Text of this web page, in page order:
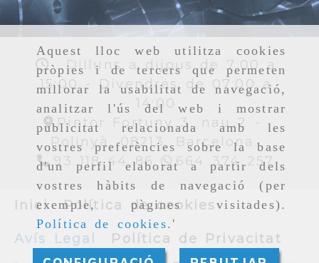
Aquest lloc web utilitza cookies
pròpies i de tercers que permeten
millorar la usabilitat de navegació,
analitzar l'ús del web i mostrar
publicitat relacionada amb les
vostres preferències sobre la base
d'un perfil elaborat a partir dels
vostres hàbits de navegació (per
exemple, pàgines visitades).
Política de cookies.'
Dilluns a dijous de 7:00 a
15:00 - Divendres de 07:00 a
14:00
Pintor Fortuny 3, nau 2 -
Polinyà,08213, Barcelona
93 118 44 86
664 374 257
Inici Política de cookies
Avís Legal Política de Privacitat